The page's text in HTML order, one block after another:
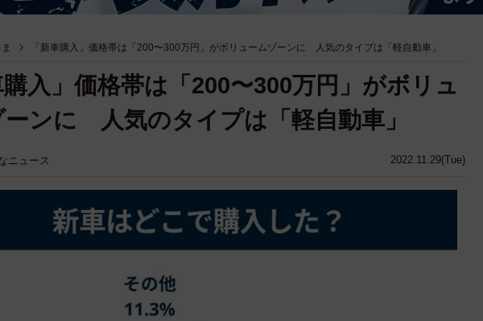
「新車購入」価格帯は「200〜300万円」がボリュームゾーンに 人気のタイプは「軽自動車」
2022.11.29(Tue)
購入」価格帯は「200〜300万円」がボリュ
ーンに 人気のタイプは「軽自動車」
ニュース